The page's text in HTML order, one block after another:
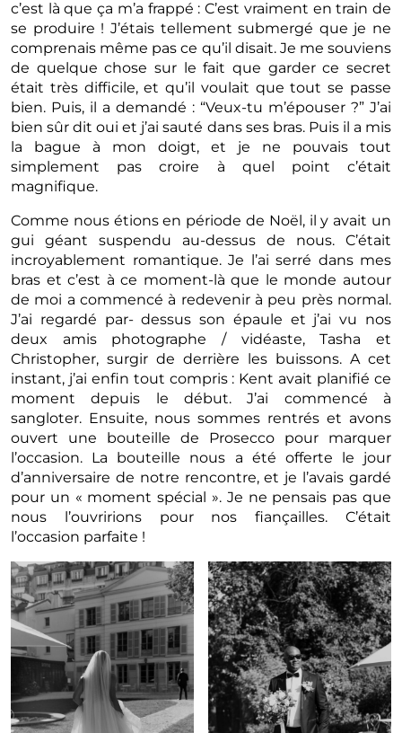
c’est là que ça m’a frappé : C’est vraiment en train de
se produire ! J’étais tellement submergé que je ne
comprenais même pas ce qu’il disait. Je me souviens
de quelque chose sur le fait que garder ce secret
était très difficile, et qu’il voulait que tout se passe
bien. Puis, il a demandé : “Veux-tu m’épouser ?” J’ai
bien sûr dit oui et j’ai sauté dans ses bras. Puis il a mis
la bague à mon doigt, et je ne pouvais tout
simplement pas croire à quel point c’était
magnifique.
Comme nous étions en période de Noël, il y avait un
gui géant suspendu au-dessus de nous. C’était
incroyablement romantique. Je l’ai serré dans mes
bras et c’est à ce moment-là que le monde autour
de moi a commencé à redevenir à peu près normal.
J’ai regardé par- dessus son épaule et j’ai vu nos
deux amis photographe / vidéaste, Tasha et
Christopher, surgir de derrière les buissons. A cet
instant, j’ai enfin tout compris : Kent avait planifié ce
moment depuis le début. J’ai commencé à
sangloter. Ensuite, nous sommes rentrés et avons
ouvert une bouteille de Prosecco pour marquer
l’occasion. La bouteille nous a été offerte le jour
d’anniversaire de notre rencontre, et je l’avais gardé
pour un « moment spécial ». Je ne pensais pas que
nous l’ouvririons pour nos fiançailles. C’était
l’occasion parfaite !